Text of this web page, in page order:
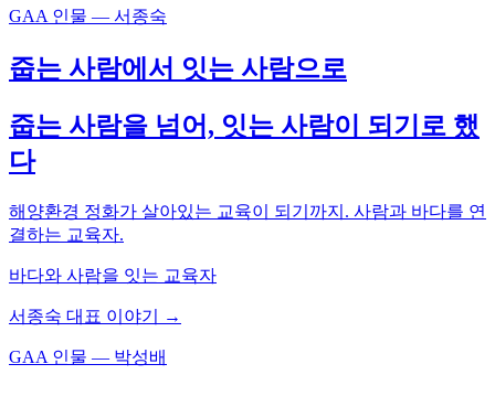
GAA 인물 — 서종숙
줍는 사람에서 잇는 사람으로
줍는 사람을 넘어, 잇는 사람이 되기로 했
다
해양환경 정화가 살아있는 교육이 되기까지. 사람과 바다를 연
결하는 교육자.
바다와 사람을 잇는 교육자
서종숙 대표 이야기 →
GAA 인물 — 박성배